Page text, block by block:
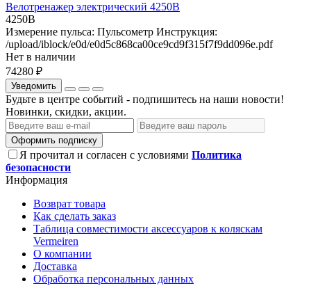
Велотренажер электрический 4250B
4250B
Измерение пульса: Пульсометр Инструкция:
/upload/iblock/e0d/e0d5c868ca00ce9cd9f315f7f9dd096e.pdf
Нет в наличии
74280 ₽
Уведомить
Будьте в центре событий - подпишитесь на наши новости!
Новинки, скидки, акции.
Оформить подписку
Я прочитал и согласен с условиями Политика
безопасности
Информация
Возврат товара
Как сделать заказ
Таблица совместимости аксессуаров к коляскам
Vermeiren
О компании
Доставка
Обработка персональных данных